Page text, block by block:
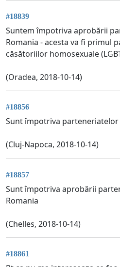
#18839
Suntem împotriva aprobării
Romania - acesta va fi primul
căsătoriilor homosexuale
(Oradea, 2018-10-14)
#18856
Sunt împotriva parteneriatelor
(Cluj-Napoca, 2018-10-14)
#18857
Sunt împotriva aprobării
Romania
(Chelles, 2018-10-14)
#18861